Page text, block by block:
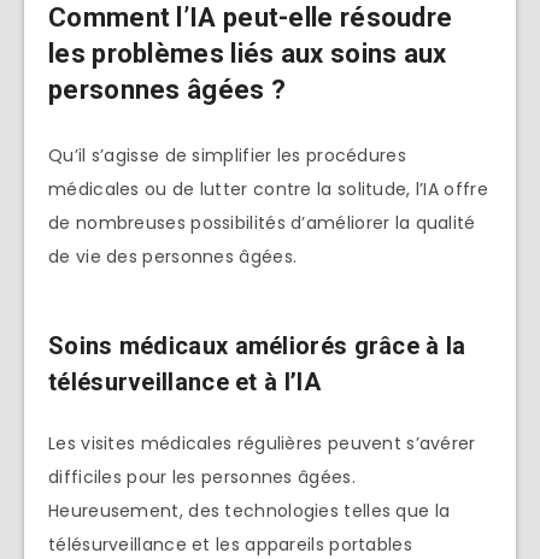
Comment l’IA peut-elle résoudre
les problèmes liés aux soins aux
personnes âgées ?
Qu’il s’agisse de simplifier les procédures
médicales ou de lutter contre la solitude, l’IA offre
de nombreuses possibilités d’améliorer la qualité
de vie des personnes âgées.
Soins médicaux améliorés grâce à la
télésurveillance et à l’IA
Les visites médicales régulières peuvent s’avérer
difficiles pour les personnes âgées.
Heureusement, des technologies telles que la
télésurveillance et les appareils portables